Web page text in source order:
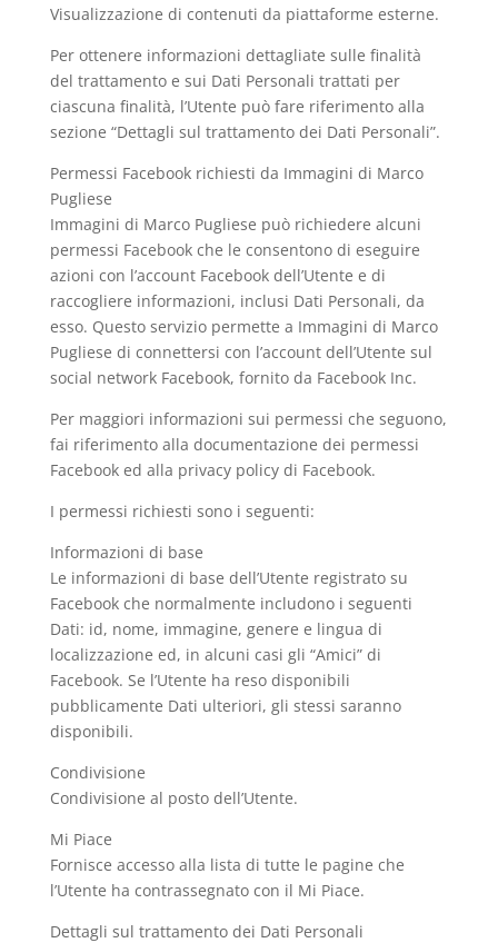
Visualizzazione di contenuti da piattaforme esterne.
Per ottenere informazioni dettagliate sulle finalità
del trattamento e sui Dati Personali trattati per
ciascuna finalità, l’Utente può fare riferimento alla
sezione “Dettagli sul trattamento dei Dati Personali”.
Permessi Facebook richiesti da Immagini di Marco
Pugliese
Immagini di Marco Pugliese può richiedere alcuni
permessi Facebook che le consentono di eseguire
azioni con l’account Facebook dell’Utente e di
raccogliere informazioni, inclusi Dati Personali, da
esso. Questo servizio permette a Immagini di Marco
Pugliese di connettersi con l’account dell’Utente sul
social network Facebook, fornito da Facebook Inc.
Per maggiori informazioni sui permessi che seguono,
fai riferimento alla documentazione dei permessi
Facebook ed alla privacy policy di Facebook.
I permessi richiesti sono i seguenti:
Informazioni di base
Le informazioni di base dell’Utente registrato su
Facebook che normalmente includono i seguenti
Dati: id, nome, immagine, genere e lingua di
localizzazione ed, in alcuni casi gli “Amici” di
Facebook. Se l’Utente ha reso disponibili
pubblicamente Dati ulteriori, gli stessi saranno
disponibili.
Condivisione
Condivisione al posto dell’Utente.
Mi Piace
Fornisce accesso alla lista di tutte le pagine che
l’Utente ha contrassegnato con il Mi Piace.
Dettagli sul trattamento dei Dati Personali